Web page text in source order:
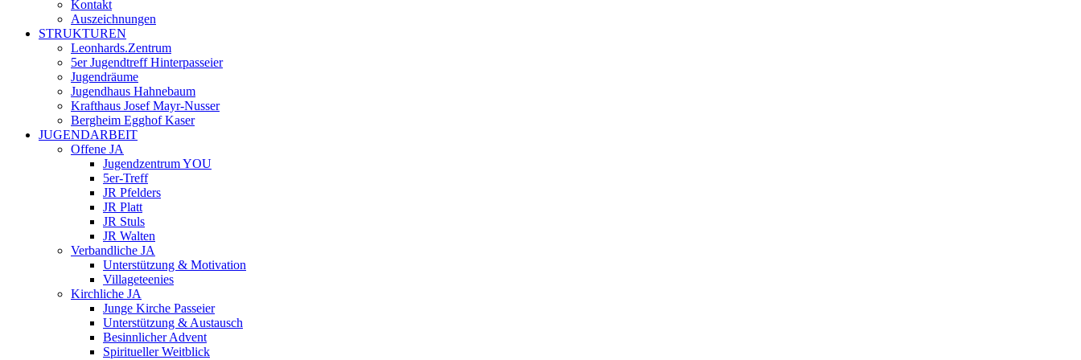
Kontakt
Auszeichnungen
STRUKTUREN
Leonhards.Zentrum
5er Jugendtreff Hinterpasseier
Jugendräume
Jugendhaus Hahnebaum
Krafthaus Josef Mayr-Nusser
Bergheim Egghof Kaser
JUGENDARBEIT
Offene JA
Jugendzentrum YOU
5er-Treff
JR Pfelders
JR Platt
JR Stuls
JR Walten
Verbandliche JA
Unterstützung & Motivation
Villageteenies
Kirchliche JA
Junge Kirche Passeier
Unterstützung & Austausch
Besinnlicher Advent
Spiritueller Weitblick